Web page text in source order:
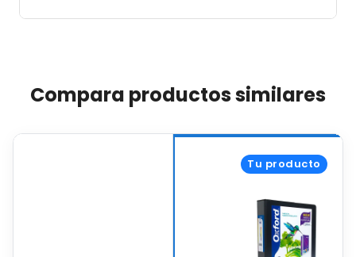
Compara productos similares
Tu producto